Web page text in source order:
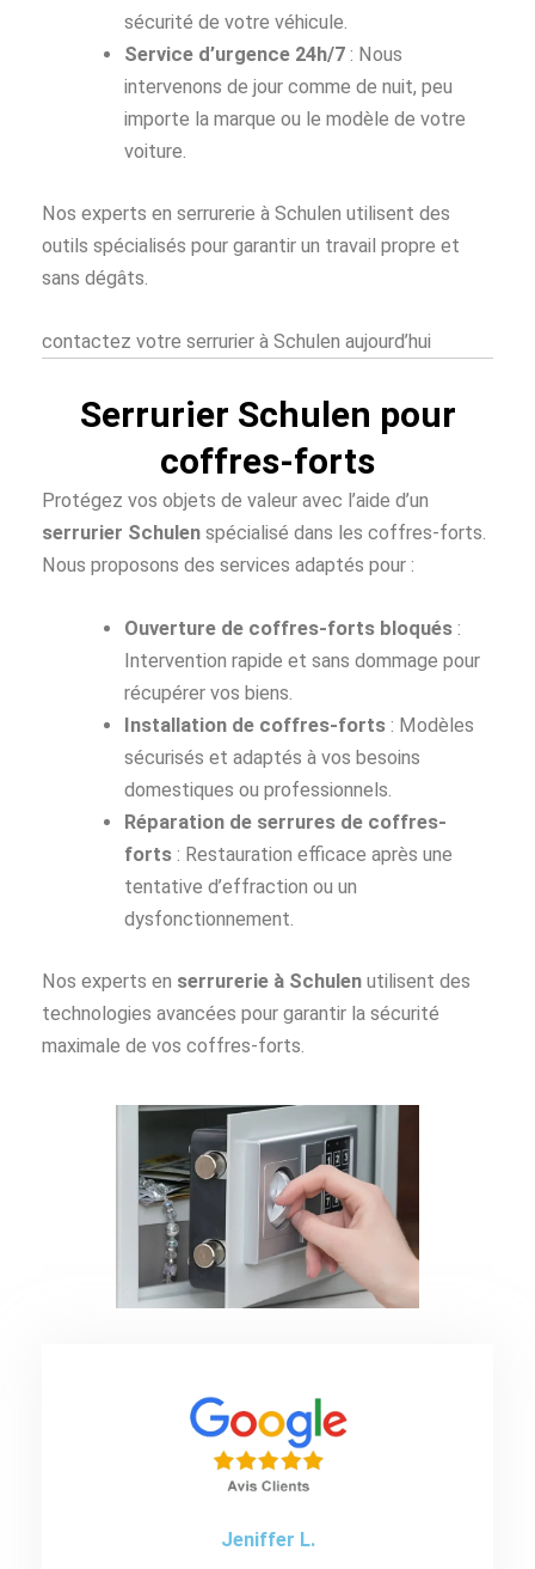
sécurité de votre véhicule.
Service d’urgence 24h/7 : Nous
intervenons de jour comme de nuit, peu
importe la marque ou le modèle de votre
voiture.
Nos experts en serrurerie à Schulen utilisent des
outils spécialisés pour garantir un travail propre et
sans dégâts.
contactez votre serrurier à Schulen aujourd’hui
Serrurier Schulen pour
coffres-forts
Protégez vos objets de valeur avec l’aide d’un
serrurier Schulen spécialisé dans les coffres-forts.
Nous proposons des services adaptés pour :
Ouverture de coffres-forts bloqués :
Intervention rapide et sans dommage pour
récupérer vos biens.
Installation de coffres-forts : Modèles
sécurisés et adaptés à vos besoins
domestiques ou professionnels.
Réparation de serrures de coffres-
forts : Restauration efficace après une
tentative d’effraction ou un
dysfonctionnement.
Nos experts en serrurerie à Schulen utilisent des
technologies avancées pour garantir la sécurité
maximale de vos coffres-forts.
Jeniffer L.